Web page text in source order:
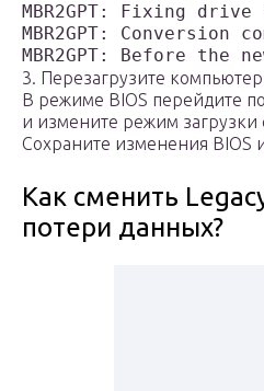
MBR2GPT: Fixing
MBR2GPT: Conversion
3. Перезагрузите
В режиме BIOS перейдите
и измените режим загрузки
Сохраните изменения BIOS
Как сменить
потери данных?